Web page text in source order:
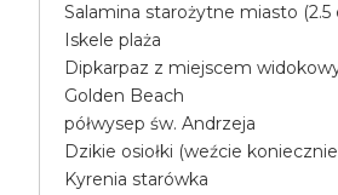
Salamina starożytne miasto (2.5
Iskele plaża
Dipkarpaz z miejscem
Golden Beach
półwysep św. Andrzeja
Dzikie osiołki (weźcie
Kyrenia starówka